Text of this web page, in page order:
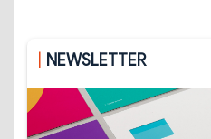
NEWSLETTER